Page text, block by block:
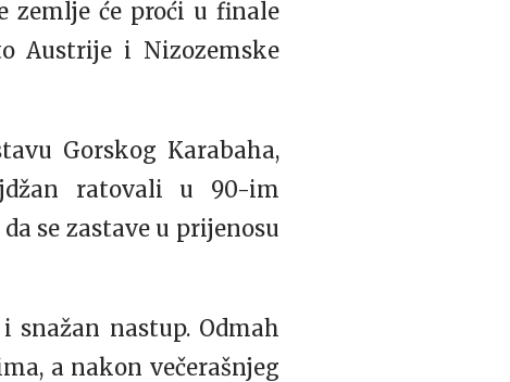
zemlje će proći u finale
Austrije i Nizozemske
Gorskog Karabaha,
ratovali u 90-im
se zastave u prijenosu
snažan nastup. Odmah
a nakon večerašnjeg